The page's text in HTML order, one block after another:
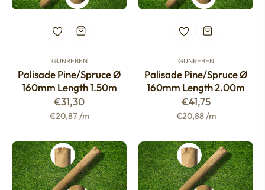
GUNREBEN
Palisade Pine/spruce Ø
160mm Length 1.50m
Regular
price
€31,30
€20,87 /m
GUNREBEN
Palisade Pine/spruce Ø
160mm Length 2.00m
Regular
price
€41,75
€20,88 /m